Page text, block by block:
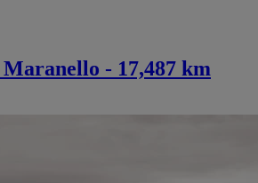
- 17,487 km